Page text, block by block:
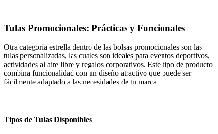
Tulas Promocionales: Prácticas y Funcionales
Otra categoría estrella dentro de las bolsas promocionales son las
tulas personalizadas, las cuales son ideales para eventos deportivos,
actividades al aire libre y regalos corporativos. Este tipo de producto
combina funcionalidad con un diseño atractivo que puede ser
fácilmente adaptado a las necesidades de tu marca.
Tipos de Tulas Disponibles